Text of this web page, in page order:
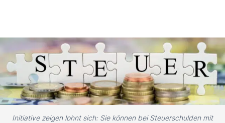
Initiative zeigen lohnt sich: Sie können bei Steuerschulden mit